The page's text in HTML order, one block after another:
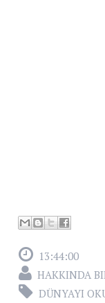
13:44:00
HAKKINDA
DÜNYAYI